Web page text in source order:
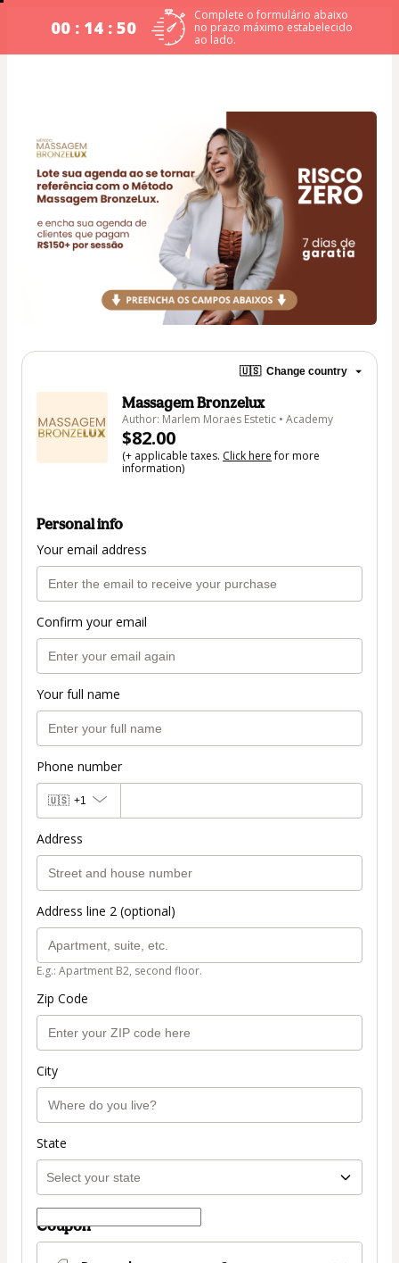
00 : 14 : 50
Complete o formulário abaixo
no prazo máximo estabelecido
ao lado.
🇺🇸 Change country
Massagem Bronzelux
Author: Marlem Moraes Estetic • Academy
$82.00
(+ applicable taxes. Click herefor more
information)
Personal info
Your email address
Confirm your email
Your full name
Phone number
🇺🇸 +1
Address
Address line 2 (optional)
E.g.: Apartment B2, second floor.
Zip Code
City
State
Coupon